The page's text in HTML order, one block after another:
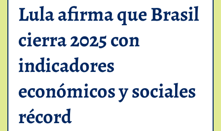
Lula afirma que Brasil
cierra 2025 con
indicadores
económicos y sociales
récord